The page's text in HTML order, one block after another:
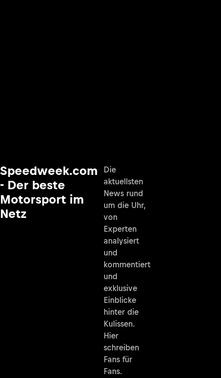
Speedweek.com
- Der beste
Motorsport im
Netz
Die
aktuellsten
News rund
um die Uhr,
von
Experten
analysiert
und
kommentiert
und
exklusive
Einblicke
hinter die
Kulissen.
Hier
schreiben
Fans für
Fans.